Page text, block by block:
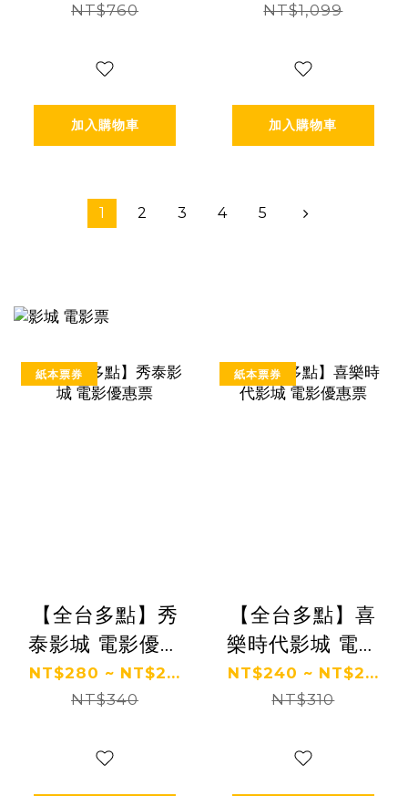
NT$760
加入購物車
NT$1,099
加入購物車
1 2 3 4 5
紙本票券
【全台多點】秀
泰影城 電影優惠
票
NT$280 ~ NT$2...
NT$340
紙本票券
【全台多點】喜
樂時代影城 電影
優惠票
NT$240 ~ NT$2...
NT$310